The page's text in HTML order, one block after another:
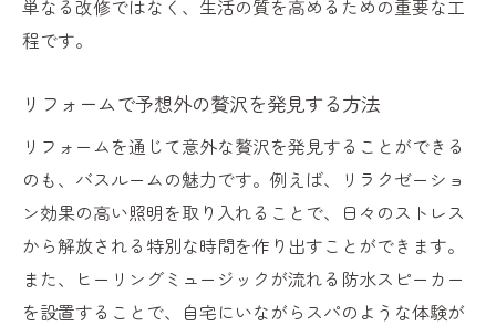
単なる改修ではなく、生活の質を高めるための重要な工
程です。
リフォームで予想外の贅沢を発見する方法
リフォームを通じて意外な贅沢を発見することができる
のも、バスルームの魅力です。例えば、リラクゼーショ
ン効果の高い照明を取り入れることで、日々のストレス
から解放される特別な時間を作り出すことができます。
また、ヒーリングミュージックが流れる防水スピーカー
を設置することで、自宅にいながらスパのような体験が